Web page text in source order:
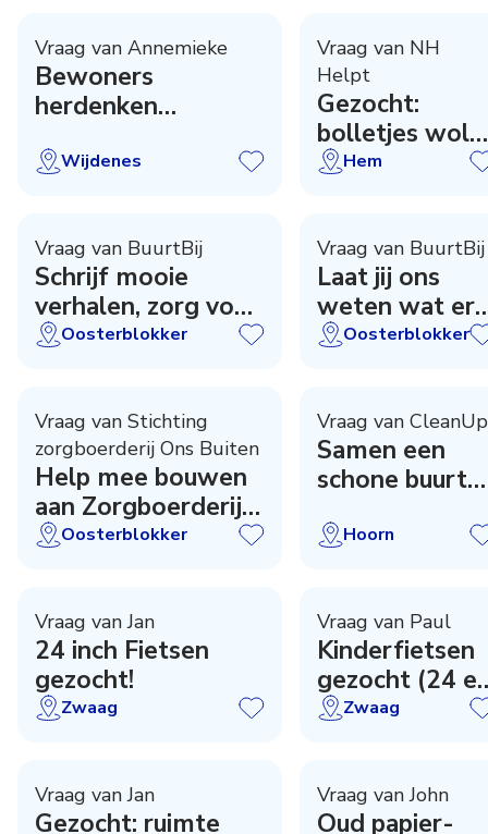
Vraag van Annemieke
Bewoners
herdenken
Wijdenes
Vraag van NH
Helpt
Gezocht:
bolletjes wol
(acryl)
Hem
Vraag van BuurtBij
Schrijf mooie
verhalen, zorg voor
verbinding
Oosterblokker
Vraag van BuurtBij
Laat jij ons
weten wat er
te doen is?
Oosterblokker
Vraag van Stichting
zorgboerderij Ons Buiten
Help mee bouwen
aan Zorgboerderij
Ons Buiten!
Oosterblokker
Vraag van CleanUp
Samen een
schone buurt
Hoorn
Vraag van Jan
24 inch Fietsen
gezocht!
Zwaag
Vraag van Paul
Kinderfietsen
gezocht (24
26 inch)
Zwaag
Vraag van Jan
Gezocht: ruimte
Vraag van John
Oud papier-